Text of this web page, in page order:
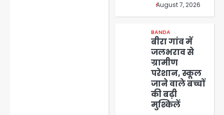
August 7, 2026
BANDA
बीरा गांव में
जलभराव से
ग्रामीण
परेशान, स्कूल
जाने वाले बच्चों
की बढ़ी
मुश्किलें